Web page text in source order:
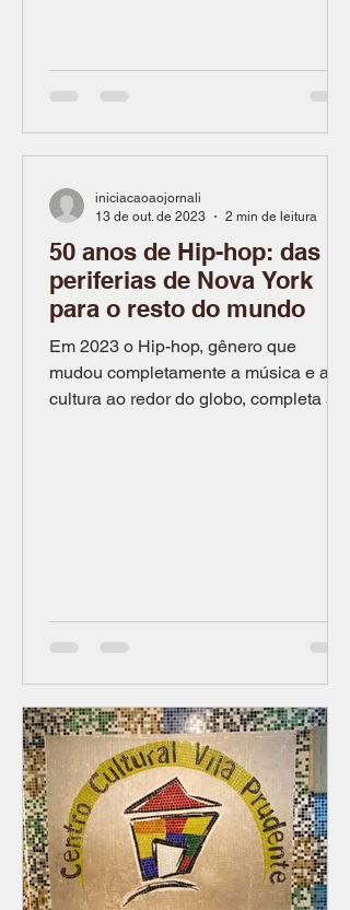
50 anos de Hip-hop: das
periferias de Nova York
para o resto do mundo
Em 2023 o Hip-hop, gênero que
mudou completamente a música e a
cultura ao redor do globo, completa 50
iniciacaoaojornali
13 de out. de 2023
2 min de leitura